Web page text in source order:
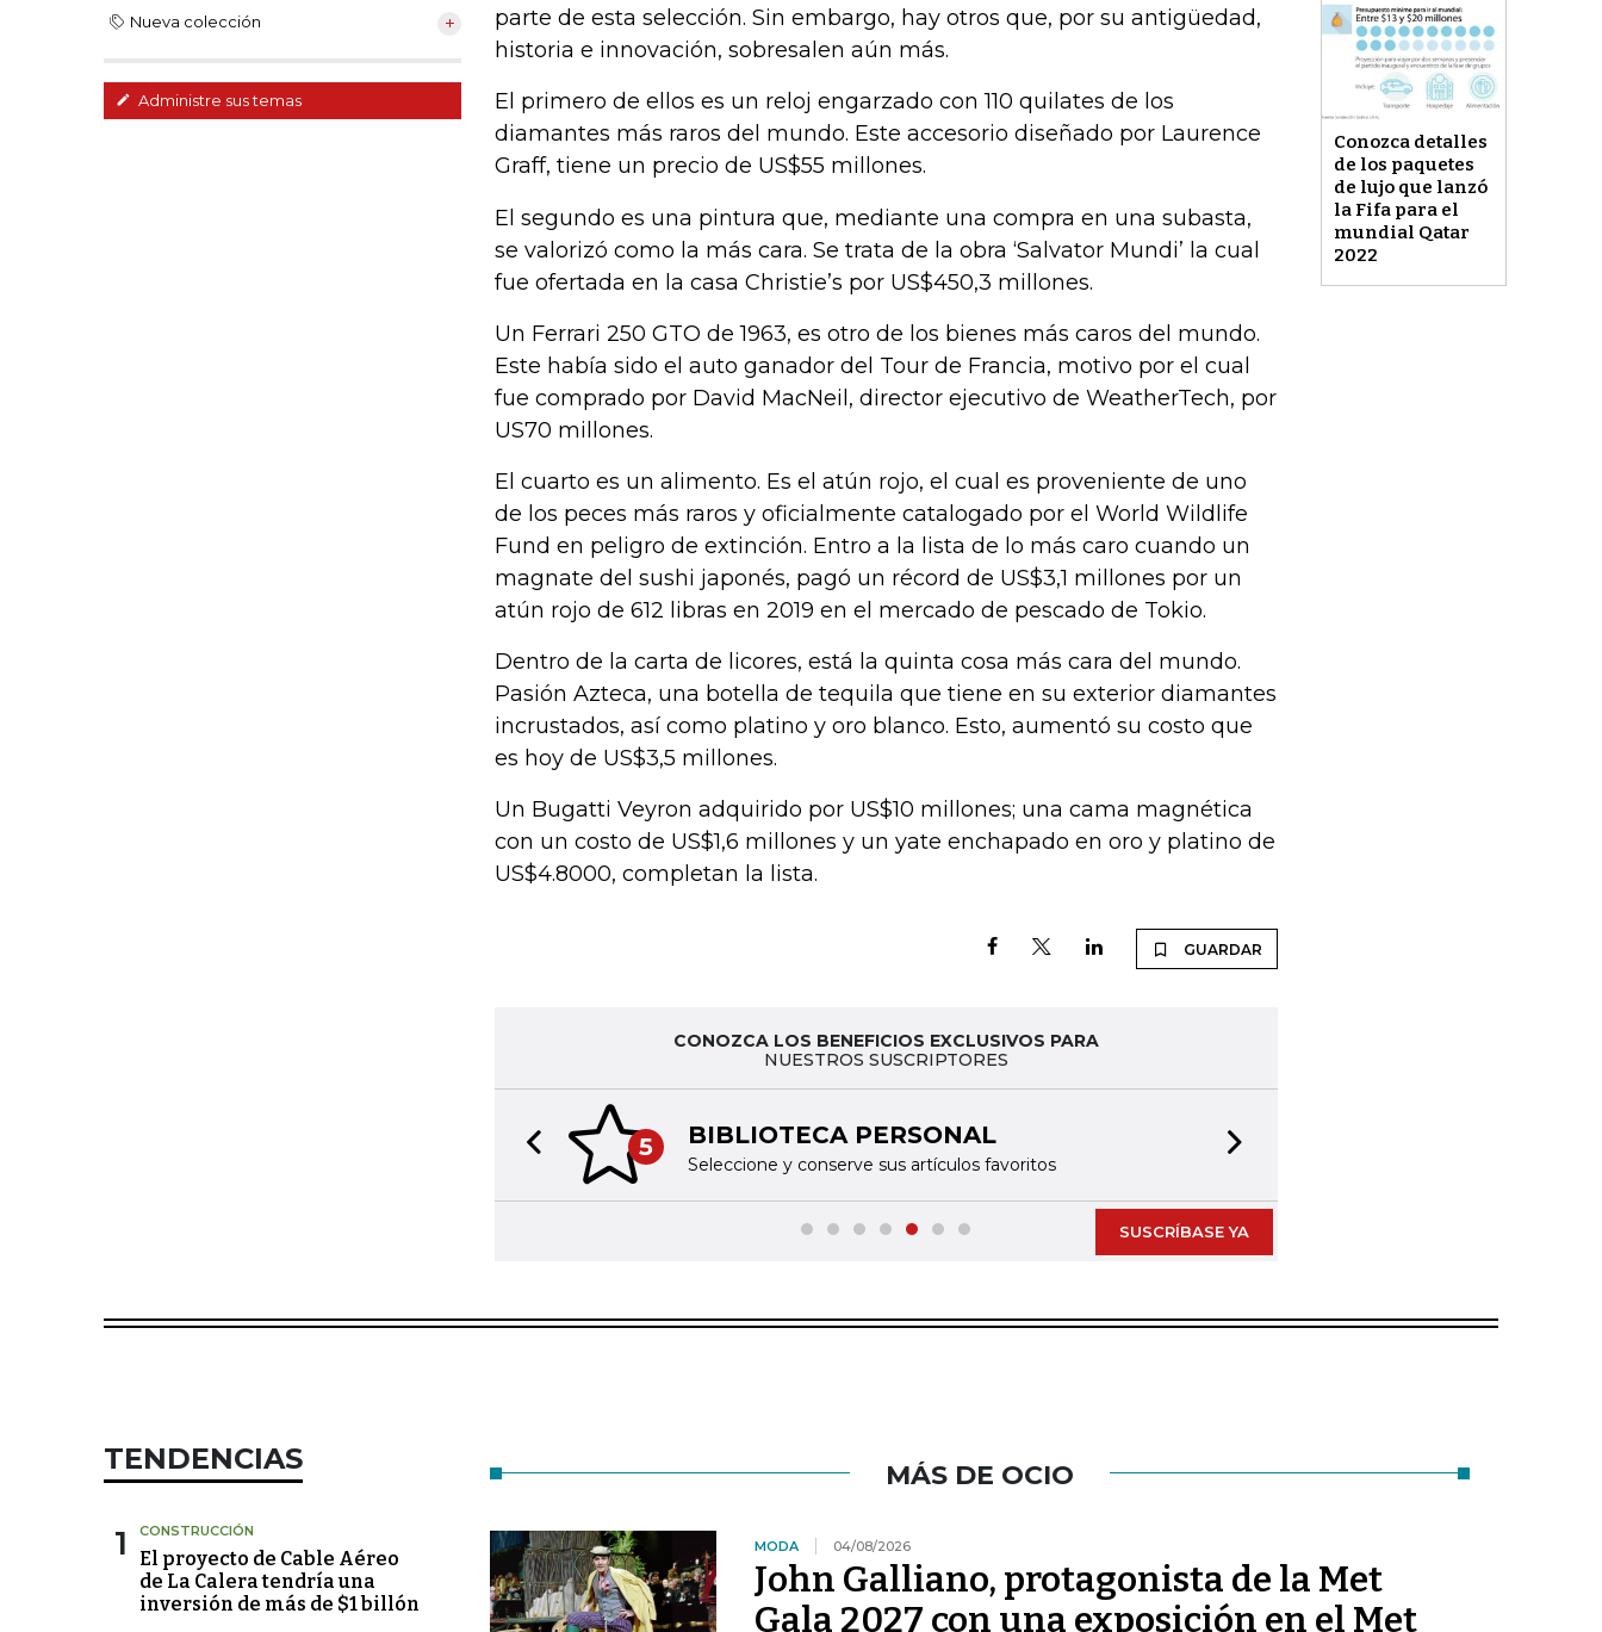
Nueva colección
Administre sus temas
Conozca detalles
de los paquetes
de lujo que lanzó
la Fifa para el
mundial Qatar
2022
parte de esta selección. Sin embargo, hay otros que, por su antigüedad,
historia e innovación, sobresalen aún más.
El primero de ellos es un reloj engarzado con 110 quilates de los
diamantes más raros del mundo. Este accesorio diseñado por Laurence
Graff, tiene un precio de US$55 millones.
El segundo es una pintura que, mediante una compra en una subasta,
se valorizó como la más cara. Se trata de la obra ‘Salvator Mundi’ la cual
fue ofertada en la casa Christie’s por US$450,3 millones.
Un Ferrari 250 GTO de 1963, es otro de los bienes más caros del mundo.
Este había sido el auto ganador del Tour de Francia, motivo por el cual
fue comprado por David MacNeil, director ejecutivo de WeatherTech, por
US70 millones.
El cuarto es un alimento. Es el atún rojo, el cual es proveniente de uno
de los peces más raros y oficialmente catalogado por el World Wildlife
Fund en peligro de extinción. Entro a la lista de lo más caro cuando un
magnate del sushi japonés, pagó un récord de US$3,1 millones por un
atún rojo de 612 libras en 2019 en el mercado de pescado de Tokio.
Dentro de la carta de licores, está la quinta cosa más cara del mundo.
Pasión Azteca, una botella de tequila que tiene en su exterior diamantes
incrustados, así como platino y oro blanco. Esto, aumentó su costo que
es hoy de US$3,5 millones.
Un Bugatti Veyron adquirido por US$10 millones; una cama magnética
con un costo de US$1,6 millones y un yate enchapado en oro y platino de
US$4.8000, completan la lista.
GUARDAR
CONOZCA LOS BENEFICIOS EXCLUSIVOS PARA
NUESTROS SUSCRIPTORES
5 BIBLIOTECA PERSONAL
Seleccione y conserve sus artículos favoritos
Previous slide
SUSCRÍBASE YA
TENDENCIAS
1 CONSTRUCCIÓN
El proyecto de Cable Aéreo
de La Calera tendría una
inversión de más de $1 billón
MÁS DE OCIO
MODA 04/08/2026
John Galliano, protagonista de la Met
Gala 2027 con una exposición en el Met